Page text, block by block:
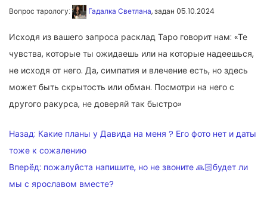
Вопрос тарологу: Гадалка Светлана, задан 05.10.2024
Исходя из вашего запроса расклад Таро говорит нам: «Те
чувства, которые ты ожидаешь или на которые надеешься,
не исходя от него. Да, симпатия и влечение есть, но здесь
может быть скрытость или обман. Посмотри на него с
другого ракурса, не доверяй так быстро»
НАВИГАЦИЯ
ПО
ЗАПИСЯМ
Назад: Какие планы у Давида на меня ? Его фото нет и даты
тоже к сожалению
Вперёд: пожалуйста напишите, но не звоните 🙏🏻будет ли
мы с ярославом вместе?